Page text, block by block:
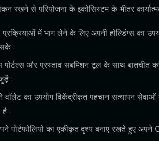
रखने से परियोजना के इकोसिस्टम के भीतर
प्रक्रियाओं में भाग लेने के लिए अपनी होल्डिंग्स का
सके।
पोर्टल्स और प्रस्ताव सबमिशन टूल के साथ
वॉलेट का उपयोग विकेंद्रीकृत पहचान सत्यापन
पोर्टफोलियो का एकीकृत दृश्य बनाए रखते हुए